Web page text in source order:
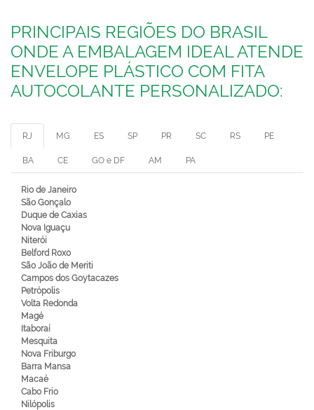
PRINCIPAIS REGIÕES DO BRASIL
ONDE A EMBALAGEM IDEAL ATENDE
ENVELOPE PLÁSTICO COM FITA
AUTOCOLANTE PERSONALIZADO:
RJ MG ES SP PR SC RS PE
BA CE GO e DF AM PA
Rio de Janeiro
São Gonçalo
Duque de Caxias
Nova Iguaçu
Niterói
Belford Roxo
São João de Meriti
Campos dos Goytacazes
Petrópolis
Volta Redonda
Magé
Itaboraí
Mesquita
Nova Friburgo
Barra Mansa
Macaé
Cabo Frio
Nilópolis